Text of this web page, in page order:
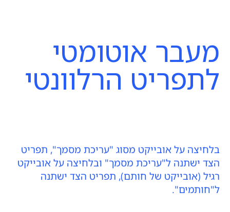
מעבר אוטומטי
לתפריט הרלוונטי
בלחיצה על אובייקט מסוג "עריכת מסמך", תפריט
הצד ישתנה ל"עריכת מסמך" ובלחיצה על אובייקט
רגיל (אובייקט של חותם), תפריט הצד ישתנה
ל"חותמים".